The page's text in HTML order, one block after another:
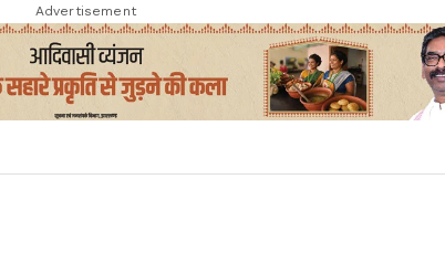
Advertisement